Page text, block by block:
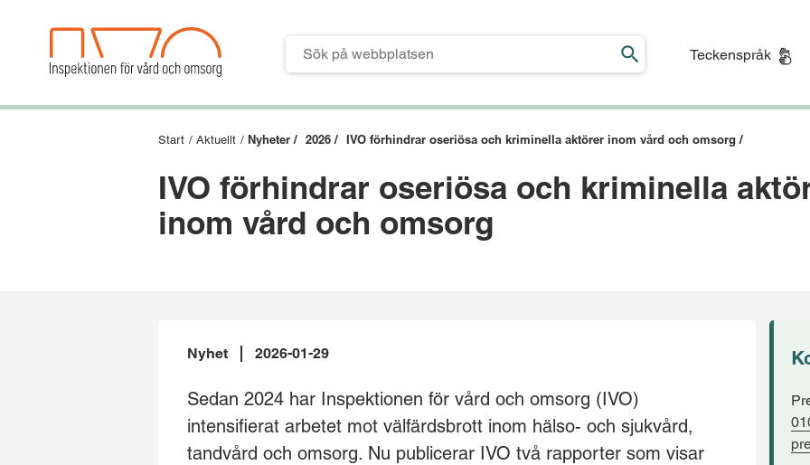
Teckenspråk
Start / Aktuellt / Nyheter / 2026 / IVO förhindrar oseriösa och kriminella aktörer inom vård och omsorg /
IVO förhindrar oseriösa och kriminella
inom vård och omsorg
Nyhet 2026-01-29
Sedan 2024 har Inspektionen för vård och omsorg (IVO)
intensifierat arbetet mot välfärdsbrott inom hälso- och sjukvård,
tandvård och omsorg. Nu publicerar IVO två rapporter som visar